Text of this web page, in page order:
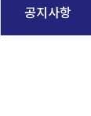
공지사항